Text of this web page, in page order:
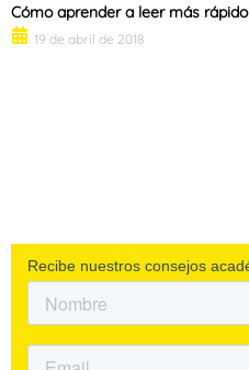
Cómo aprender a leer más rápido
19 de abril de 2018